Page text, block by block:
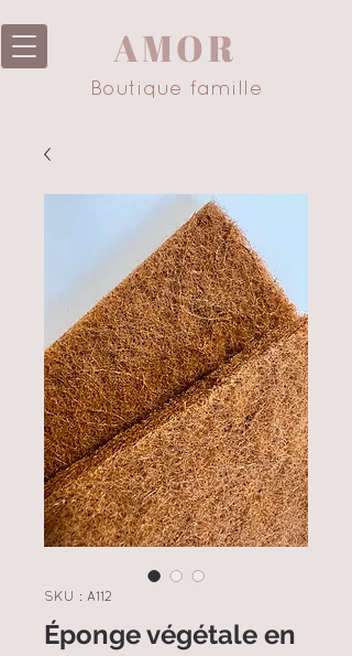
AMOR
Boutique famille
SKU : A112
Éponge végétale en